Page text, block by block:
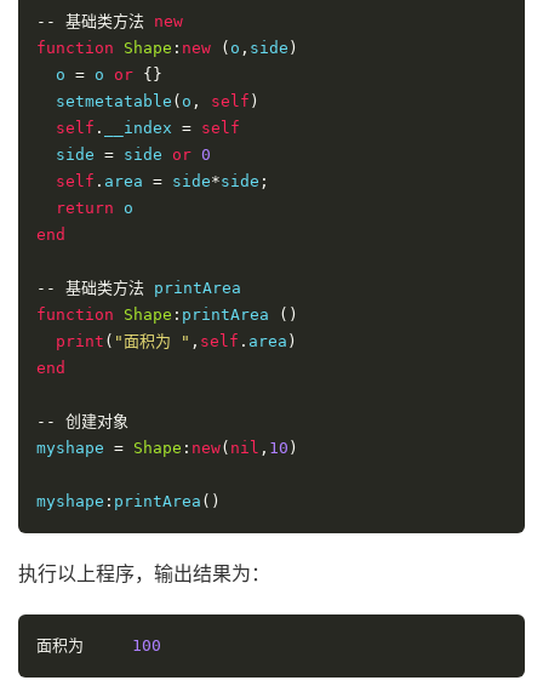
-- 基础类方法 new
function
Shape : new ( o , side )
  o
= o or {}
  setmetatable
( o , self )
self . __index = self
  side
= side or 0
self . area = side*side ;
return
end
-- 基础类方法
function
Shape : printArea
()
print ( "面积为 " , self . area )
end
--
创建对象
myshape = Shape : new( nil , 10 )
myshape : printArea ()
执行以上程序，输出结果为：
面积为 100